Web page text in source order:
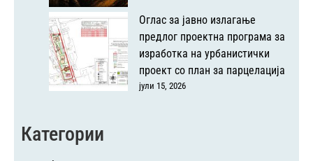
Оглас за јавно излагање
предлог проектна програма за
изработка на урбанистички
проект со план за парцелација
јули 15, 2026
Категории